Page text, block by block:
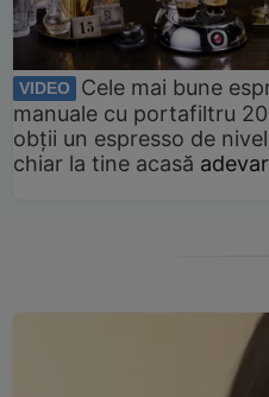
VIDEO
Cele mai bune
manuale cu portafiltru
obții un espresso de
chiar la tine acasă